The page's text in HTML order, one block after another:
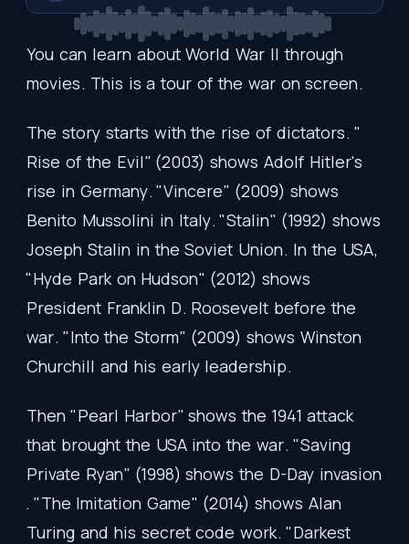
You can learn about World War II through
movies. This is a tour of the war on screen.
The story starts with the rise of dictators. "
Rise of the Evil" (2003) shows Adolf Hitler's
rise in Germany. "Vincere" (2009) shows
Benito Mussolini in Italy. "Stalin" (1992) shows
Joseph Stalin in the Soviet Union. In the USA,
"Hyde Park on Hudson" (2012) shows
President Franklin D. Roosevelt before the
war. "Into the Storm" (2009) shows Winston
Churchill and his early leadership.
Then "Pearl Harbor" shows the 1941 attack
that brought the USA into the war. "Saving
Private Ryan" (1998) shows the D-Day invasion
. "The Imitation Game" (2014) shows Alan
Turing and his secret code work. "Darkest